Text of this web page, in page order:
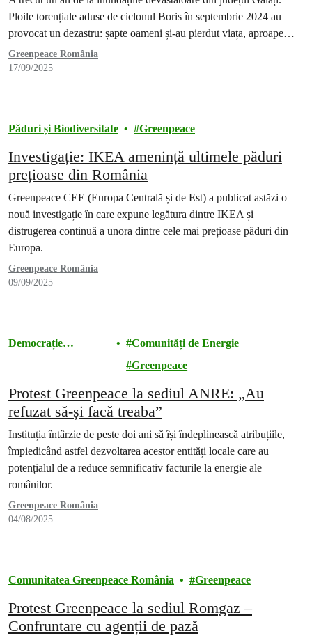
Ploile torențiale aduse de ciclonul Boris în septembrie 2024 au
provocat un dezastru: șapte oameni și-au pierdut viața, aproape…
Greenpeace România
17/09/2025
Păduri și Biodiversitate Greenpeace
Investigație: IKEA amenință ultimele păduri
prețioase din România
Greenpeace CEE (Europa Centrală și de Est) a publicat astăzi o
nouă investigație în care expune legătura dintre IKEA și
distrugerea continuă a unora dintre cele mai prețioase păduri din
Europa.
Greenpeace România
09/09/2025
Democrație
Comunități de Energie
Greenpeace
Protest Greenpeace la sediul ANRE: „Au
refuzat să-și facă treaba”
Instituția întârzie de peste doi ani să își îndeplinească atribuțiile,
împiedicând astfel dezvoltarea acestor entități locale care au
potențialul de a reduce semnificativ facturile la energie ale
românilor.
Greenpeace România
04/08/2025
Comunitatea Greenpeace România Greenpeace
Protest Greenpeace la sediul Romgaz –
Confruntare cu agenții de pază